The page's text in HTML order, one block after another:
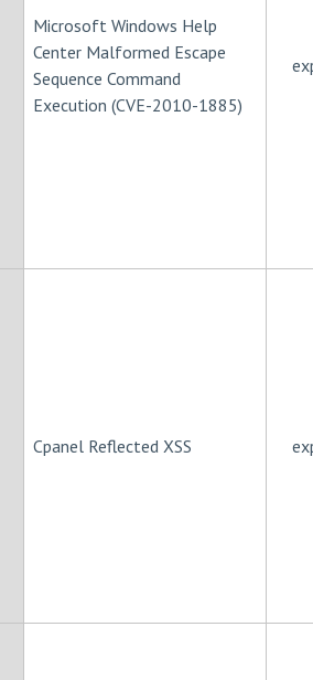
Microsoft Windows Help
Center Malformed Escape
Sequence Command
Execution (CVE-2010-1885)
Cpanel Reflected XSS